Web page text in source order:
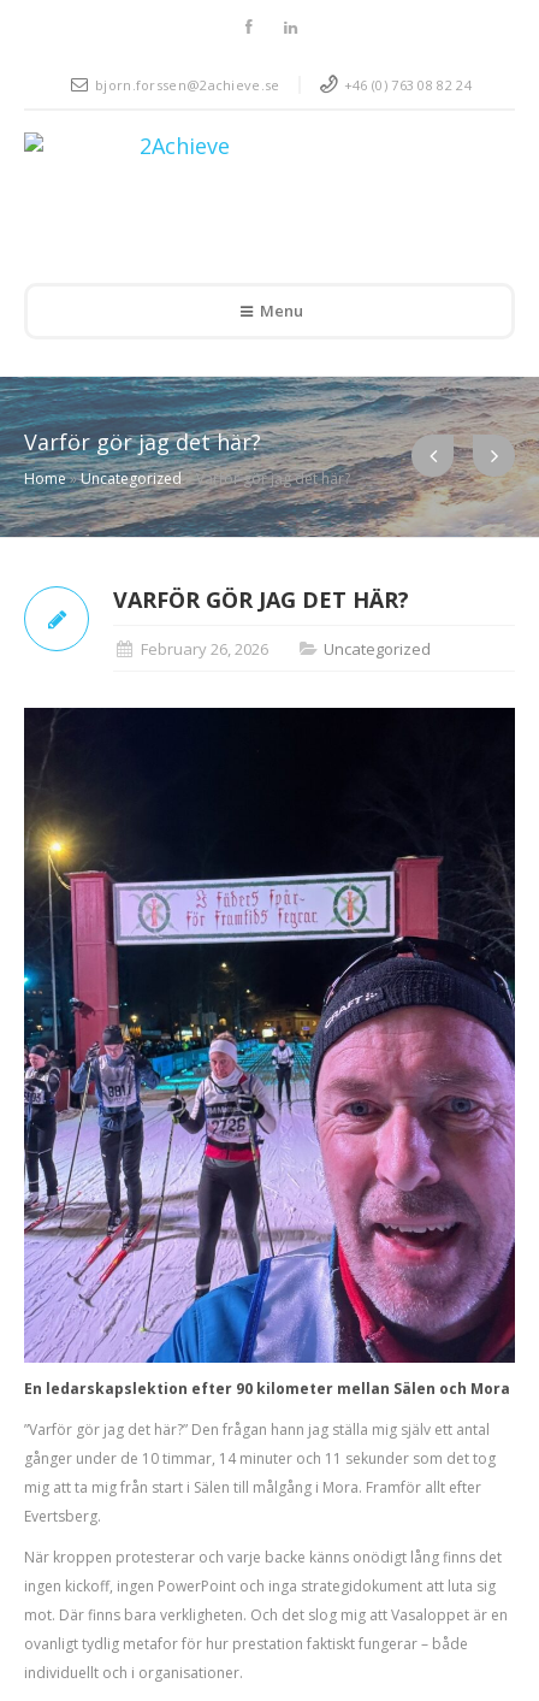
bjorn.forssen@2achieve.se +46 (0) 763 08 82 24
Menu
Varför gör jag det här?
Home»Uncategorized»Varför gör jag det här?
VARFÖR GÖR JAG DET HÄR?
February 26, 2026 Uncategorized
En ledarskapslektion efter 90 kilometer mellan Sälen och Mora
”Varför gör jag det här?” Den frågan hann jag ställa mig själv ett antal
gånger under de 10 timmar, 14 minuter och 11 sekunder som det tog
mig att ta mig från start i Sälen till målgång i Mora. Framför allt efter
Evertsberg.
När kroppen protesterar och varje backe känns onödigt lång finns det
ingen kickoff, ingen PowerPoint och inga strategidokument att luta sig
mot. Där finns bara verkligheten. Och det slog mig att Vasaloppet är en
ovanligt tydlig metafor för hur prestation faktiskt fungerar – både
individuellt och i organisationer.